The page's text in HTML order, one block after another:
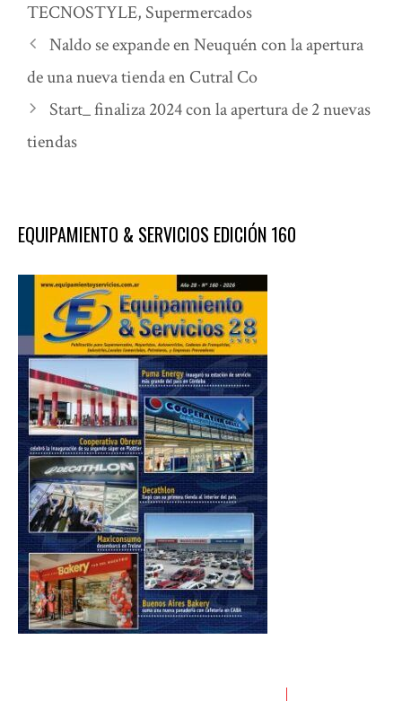
TECNOSTYLE, Supermercados
Naldo se expande en Neuquén con la apertura
de una nueva tienda en Cutral Co
Start_ finaliza 2024 con la apertura de 2 nuevas
tiendas
EQUIPAMIENTO & SERVICIOS EDICIÓN 160